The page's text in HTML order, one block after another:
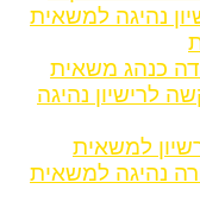
בקשה לרישיון נהיגה
מורה נהיגה למשאית